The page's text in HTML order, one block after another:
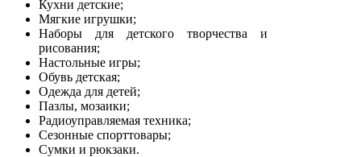
Кухни детские;
Мягкие игрушки;
Наборы для детского творчества и
рисования;
Настольные игры;
Обувь детская;
Одежда для детей;
Пазлы, мозаики;
Радиоуправляемая техника;
Сезонные спорттовары;
Сумки и рюкзаки.